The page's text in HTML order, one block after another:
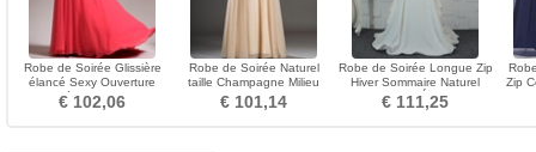
Robe de Soirée Glissière
élancé Sexy Ouverture
Latérale Exclusif
€ 102,06
Robe de Soirée Naturel
taille Champagne Milieu
Sans Manches Chapelle
€ 101,14
Robe de Soirée Longue Zip
Hiver Sommaire Naturel
taille Satin Élastique
€ 111,25
Zip